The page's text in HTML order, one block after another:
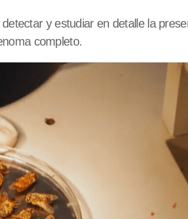
y estudiar en detalle la
completo.